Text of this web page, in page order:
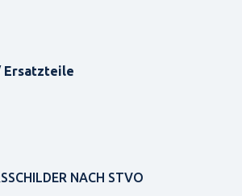
Ersatzteile
NACH STVO